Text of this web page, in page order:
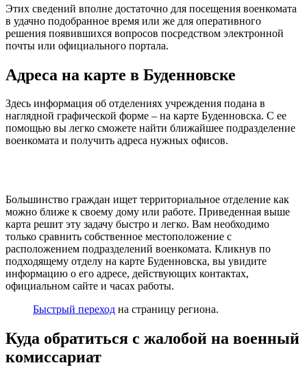
Этих сведений вполне достаточно для посещения военкомата
в удачно подобранное время или же для оперативного
решения появившихся вопросов посредством электронной
почты или официального портала.
Адреса на карте в Буденновске
Здесь информация об отделениях учреждения подана в
наглядной графической форме – на карте Буденновска. С ее
помощью вы легко сможете найти ближайшее подразделение
военкомата и получить адреса нужных офисов.
−
Большинство граждан ищет территориальное отделение как
можно ближе к своему дому или работе. Приведенная выше
карта решит эту задачу быстро и легко. Вам необходимо
только сравнить собственное местоположение с
расположением подразделений военкомата. Кликнув по
подходящему отделу на карте Буденновска, вы увидите
информацию о его адресе, действующих контактах,
официальном сайте и часах работы.
Быстрый переход на страницу региона.
Куда обратиться с жалобой на военный
комиссариат